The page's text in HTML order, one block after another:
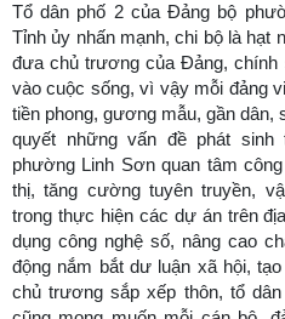
Tổ dân phố 2 của Đảng bộ
Tỉnh ủy nhấn mạnh, chi bộ là
đưa chủ trương của Đảng,
vào cuộc sống, vì vậy mỗi đảng
tiền phong, gương mẫu, gần dân,
quyết những vấn đề phát
phường Linh Sơn quan tâm
thị, tăng cường tuyên truyền,
trong thực hiện các dự án trên
dụng công nghệ số, nâng cao
động nắm bắt dư luận xã hội,
chủ trương sắp xếp thôn, tổ